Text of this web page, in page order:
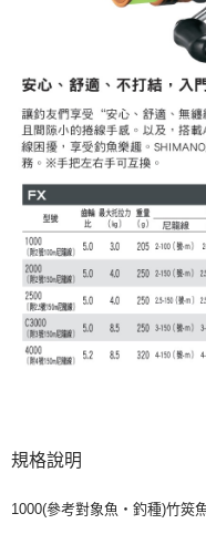
規格說明
1000(參考對象魚・釣種)竹筴